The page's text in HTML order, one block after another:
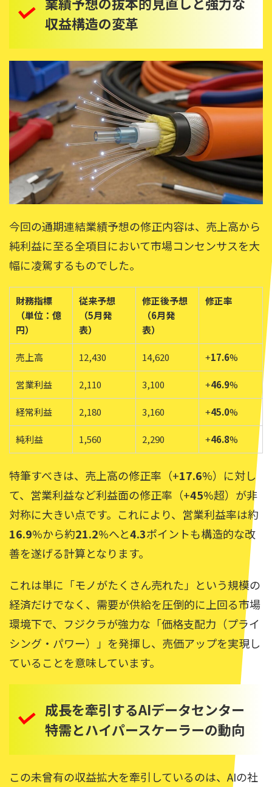
収益構造の変革
今回の通期連結業績予想の修正内容は、売上高から
純利益に至る全項目において市場コンセンサスを大
幅に凌駕するものでした。
財務指標
（単位：億
円）
従来予想
（5月発
表）
修正後予想
（6月発
表）
修正率
売上高 12,430 14,620 +17.6%
営業利益 2,110 3,100 +46.9%
経常利益 2,180 3,160 +45.0%
純利益 1,560 2,290 +46.8%
特筆すべきは、売上高の修正率（+17.6%）に対し
て、営業利益など利益面の修正率（+45%超）が非
対称に大きい点です。これにより、営業利益率は約
16.9%から約21.2%へと4.3ポイントも構造的な改
善を遂げる計算となります。
これは単に「モノがたくさん売れた」という規模の
経済だけでなく、需要が供給を圧倒的に上回る市場
環境下で、フジクラが強力な「価格支配力（プライ
シング・パワー）」を発揮し、売価アップを実現し
ていることを意味しています。
成長を牽引するAIデータセンター
特需とハイパースケーラーの動向
この未曾有の収益拡大を牽引しているのは、AIの社